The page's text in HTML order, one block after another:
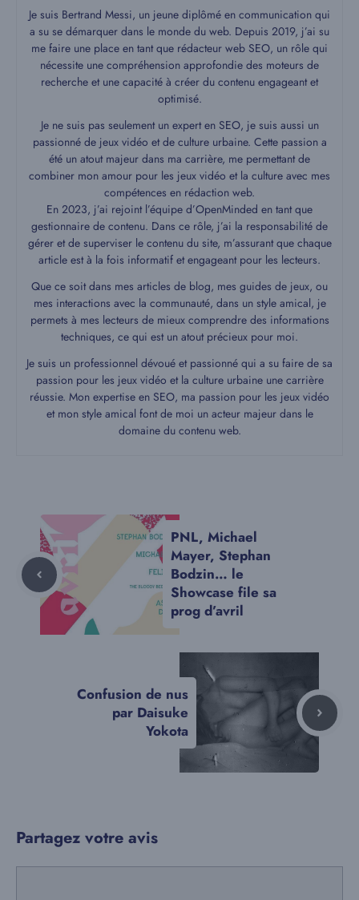
Je suis Bertrand Messi, un jeune diplômé en communication qui
a su se démarquer dans le monde du web. Depuis 2019, j’ai su
me faire une place en tant que rédacteur web SEO, un rôle qui
nécessite une compréhension approfondie des moteurs de
recherche et une capacité à créer du contenu engageant et
optimisé.
Je ne suis pas seulement un expert en SEO, je suis aussi un
passionné de jeux vidéo et de culture urbaine. Cette passion a
été un atout majeur dans ma carrière, me permettant de
combiner mon amour pour les jeux vidéo et la culture avec mes
compétences en rédaction web.
En 2023, j’ai rejoint l’équipe d’OpenMinded en tant que
gestionnaire de contenu. Dans ce rôle, j’ai la responsabilité de
gérer et de superviser le contenu du site, m’assurant que chaque
article est à la fois informatif et engageant pour les lecteurs.
Que ce soit dans mes articles de blog, mes guides de jeux, ou
mes interactions avec la communauté, dans un style amical, je
permets à mes lecteurs de mieux comprendre des informations
techniques, ce qui est un atout précieux pour moi.
Je suis un professionnel dévoué et passionné qui a su faire de sa
passion pour les jeux vidéo et la culture urbaine une carrière
réussie. Mon expertise en SEO, ma passion pour les jeux vidéo
et mon style amical font de moi un acteur majeur dans le
domaine du contenu web.
PNL, Michael
Mayer, Stephan
Bodzin… le
Showcase file sa
prog d’avril
Confusion de nus
par Daisuke
Yokota
Partagez votre avis